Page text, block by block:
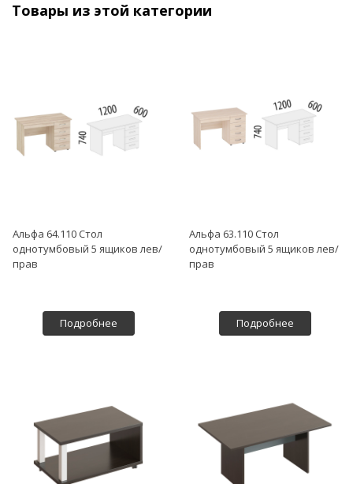
Товары из этой категории
Альфа 64.110 Стол
однотумбовый 5 ящиков лев/
прав
Подробнее
Альфа 63.110 Стол
однотумбовый 5 ящиков лев/
прав
Подробнее